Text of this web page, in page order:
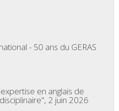
- 50 ans du GERAS
en anglais de
2 juin 2026